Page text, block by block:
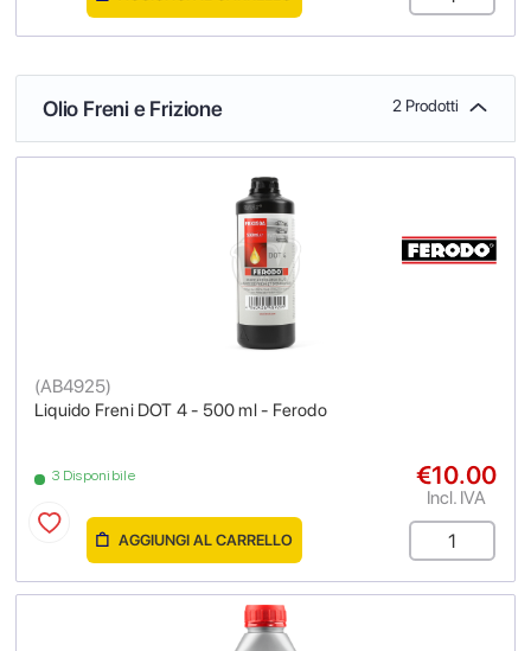
Olio Freni e Frizione 2 Prodotti
Liquido Freni DOT 4 - 500 ml - Ferodo
(AB4925)
3 Disponibile €10.00
Incl. IVA
AGGIUNGI AL CARRELLO